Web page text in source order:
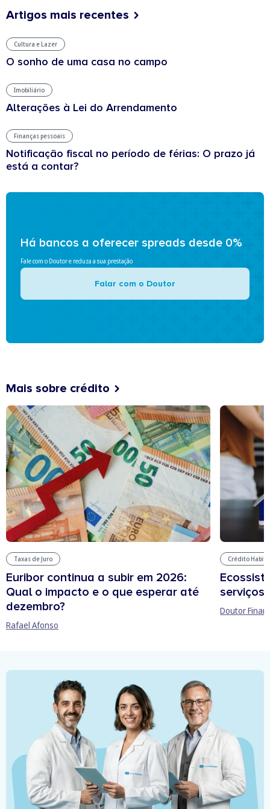
Artigos mais recentes
Cultura e Lazer
O sonho de uma casa no campo
Imobiliário
Alterações à Lei do Arrendamento
Finanças pessoais
Notificação fiscal no período de férias: O prazo já
está a contar?
Há bancos a oferecer spreads desde 0%
Fale com o Doutor e reduza a sua prestação
Falar com o Doutor
Mais sobre crédito
Taxas de Juro
Euribor continua a subir em 2026:
Qual o impacto e o que esperar até
dezembro?
Rafael Afonso
Crédito
serviços
Doutor